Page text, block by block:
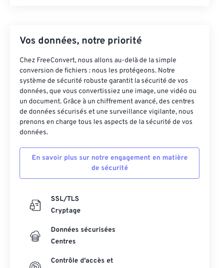
Vos données, notre priorité
Chez FreeConvert, nous allons au-delà de la simple
conversion de fichiers : nous les protégeons. Notre
système de sécurité robuste garantit la sécurité de vos
données, que vous convertissiez une image, une vidéo ou
un document. Grâce à un chiffrement avancé, des centres
de données sécurisés et une surveillance vigilante, nous
prenons en charge tous les aspects de la sécurité de vos
données.
En savoir plus sur notre engagement en matière
de sécurité
SSL/TLS
Cryptage
Données sécurisées
Centres
Contrôle d'accès et